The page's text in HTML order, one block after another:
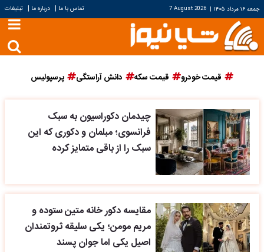
جمعه ۱۶ مرداد ۱۴۰۵ |
7 August 2026 تماس با ما | درباره ما | تبلیغات
قیمت خودرو قیمت سکه دانش آراستگی پرسپولیس
چیدمان دکوراسیون به سبک
فرانسوی؛ مبلمان و دکوری که این
سبک را از باقی متمایز کرده
مقایسه دکور خانه متین ستوده و
مریم مومن؛ یکی سلیقه ثروتمندان
اصیل یکی اما جوان پسند